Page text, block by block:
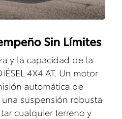
Sin Límites
y la capacidad de la
4X4 AT. Un motor
automática de
suspensión robusta
cualquier terreno y